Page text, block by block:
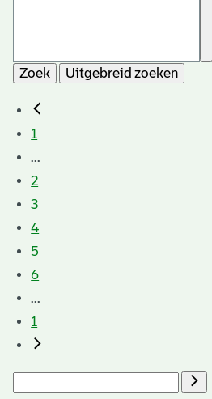
Zoek
Uitgebreid zoeken
1
...
2
3
4
5
6
...
1